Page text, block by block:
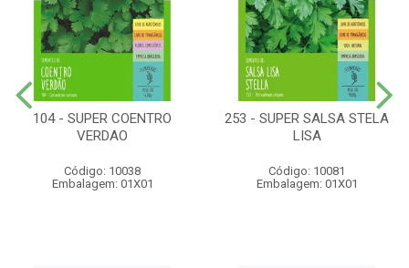
104 - SUPER COENTRO
VERDAO
Código: 10038
Embalagem: 01X01
253 - SUPER SALSA STELA
LISA
Código: 10081
Embalagem: 01X01